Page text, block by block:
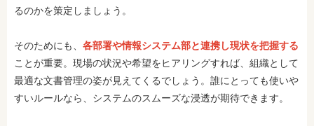
るのかを策定しましょう。
そのためにも、 各部署や情報システム部と連携し現状を把握する
ことが重要。現場の状況や希望をヒアリングすれば、組織として
最適な文書管理の姿が見えてくるでしょう。誰にとっても使いや
すいルールなら、システムのスムーズな浸透が期待できます。